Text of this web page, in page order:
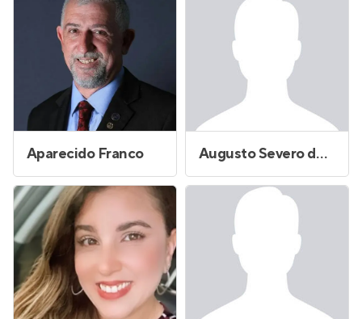
Aparecido Franco Augusto Severo de Oliveira